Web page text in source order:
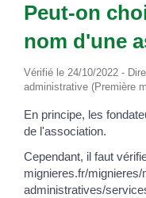
Peut-on
nom d'une
Vérifié le 24/10/2022 -
administrative (Première
En principe, les
de l'association.
Cependant, il faut
mignieres.fr/
administratives/